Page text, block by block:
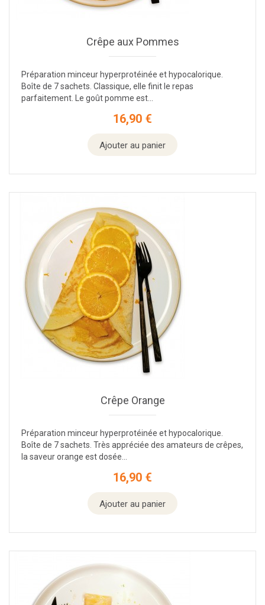
Crêpe aux Pommes
Préparation minceur hyperprotéinée et hypocalorique.
Boîte de 7 sachets. Classique, elle finit le repas
parfaitement. Le goût pomme est...
Prix
16,90 €
Ajouter au panier
Crêpe Orange
Préparation minceur hyperprotéinée et hypocalorique.
Boîte de 7 sachets. Très appréciée des amateurs de crêpes,
la saveur orange est dosée...
Prix
16,90 €
Ajouter au panier